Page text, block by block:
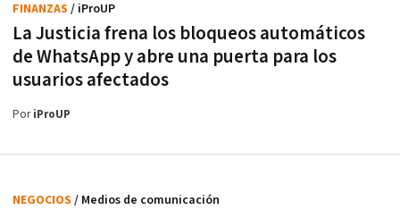
La Justicia frena los bloqueos automáticos
de WhatsApp y abre una puerta para los
usuarios afectados
FINANZAS / iProUP
PoriProUP
NEGOCIOS / Medios de comunicación